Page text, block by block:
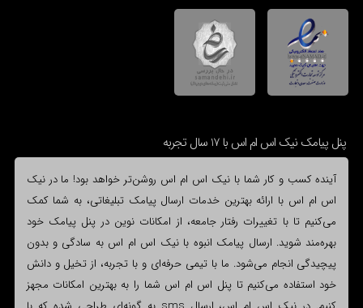
پنل پیامک نیک اس ام اس با 17 سال تجربه
آینده کسب و کار شما با نیک اس ام اس روشن‌تر خواهد بود! ما در نیک
اس ام اس با ارائه بهترین خدمات ارسال پیامک تبلیغاتی، به شما کمک
می‌کنیم تا با تغییرات رفتار جامعه، از امکانات نوین در پنل پیامک خود
بهره‌مند شوید. ارسال پیامک انبوه با نیک اس ام اس به سادگی و بدون
پیچیدگی انجام می‌شود. ما با تیمی حرفه‌ای و با تجربه، از تخیل و دانش
خود استفاده می‌کنیم تا پنل اس ام اس شما را به بهترین امکانات مجهز